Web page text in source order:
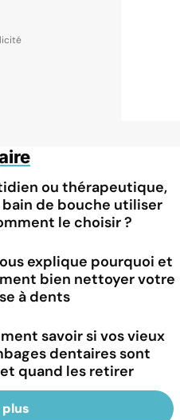
ou thérapeutique,
de bouche utiliser
le choisir ?
explique pourquoi et
bien nettoyer votre
à dents
savoir si vos vieux
dentaires sont
quand les retirer